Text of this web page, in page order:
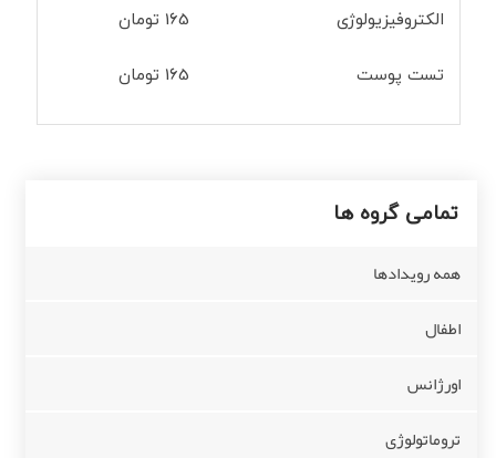
الکتروفیزیولوژی
165 تومان
تست پوست
165 تومان
تمامی گروه ها
همه رویدادها
اطفال
اورژانس
تروماتولوژی